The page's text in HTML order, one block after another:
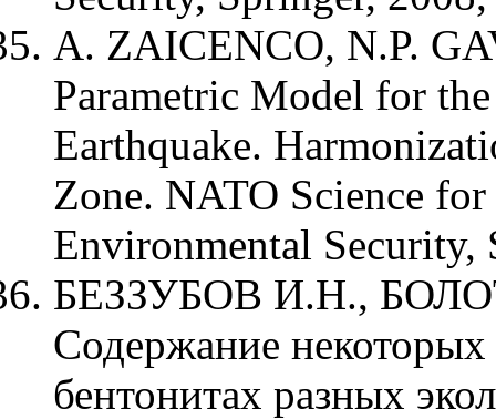
A. ZAICENCO, N.P.
Parametric Model for
Earthquake.
Zone. NATO Science
Environmental Security,
БЕЗЗУБОВ И.Н.,
Содержание
бентонитах разных